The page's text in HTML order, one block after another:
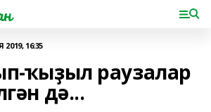
16:35
ҡыҙыл раузалар
дә...